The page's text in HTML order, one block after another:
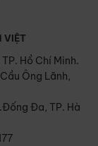
VIỆT
Hồ Chí Minh.
Ông Lãnh,
Đa, TP. Hà